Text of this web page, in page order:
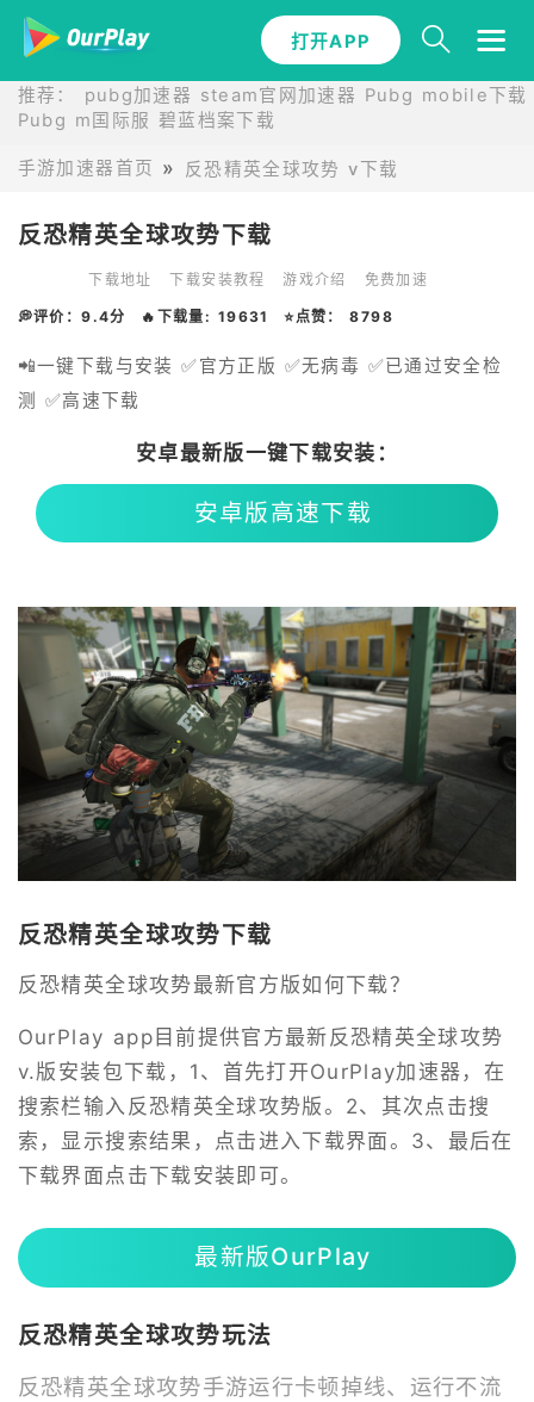
打开APP
推荐： pubg加速器 steam官网加速器 Pubg mobile下载
Pubg m国际服 碧蓝档案下载
手游加速器首页 反恐精英全球攻势 v下载
反恐精英全球攻势下载
下载地址 下载安装教程 游戏介绍 免费加速
💭评价：9.4分 🔥下载量: 19631 ⭐点赞： 8798
📲一键下载与安装 ✅官方正版 ✅无病毒 ✅已通过安全检
测 ✅高速下载
安卓最新版一键下载安装：
安卓版高速下载
反恐精英全球攻势下载
反恐精英全球攻势最新官方版如何下载？
OurPlay app目前提供官方最新反恐精英全球攻势
v.版安装包下载，1、首先打开OurPlay加速器，在
搜索栏输入反恐精英全球攻势版。2、其次点击搜
索，显示搜索结果，点击进入下载界面。3、最后在
下载界面点击下载安装即可。
最新版OurPlay
反恐精英全球攻势玩法
反恐精英全球攻势手游运行卡顿掉线、运行不流